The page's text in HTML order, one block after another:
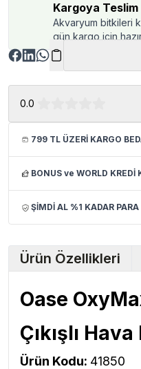
Kargoya Teslim
Akvaryum bitkileri
gün kargo için
0.0
799 TL ÜZERİ KARGO
BONUS ve WORLD
ŞİMDİ AL %1 KADAR
Ürün Özellikleri
Oase
Çıkışlı
Ürün Kodu: 41850